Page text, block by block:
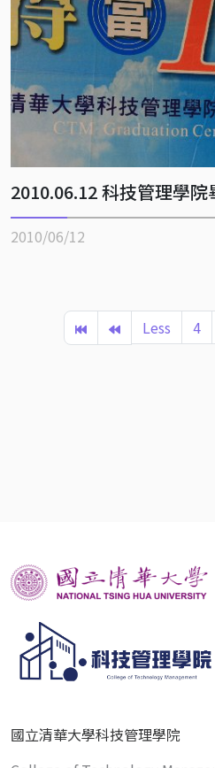
2010.06.12 科技管理學院
2010/06/12
Less 4
國立清華大學科技管理學院